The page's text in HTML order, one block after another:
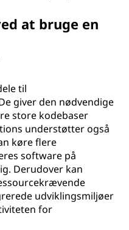
at bruge en
til
giver den nødvendige
store kodebaser
understøtter også
køre flere
software på
Derudover kan
udviklingsmiljøer
for